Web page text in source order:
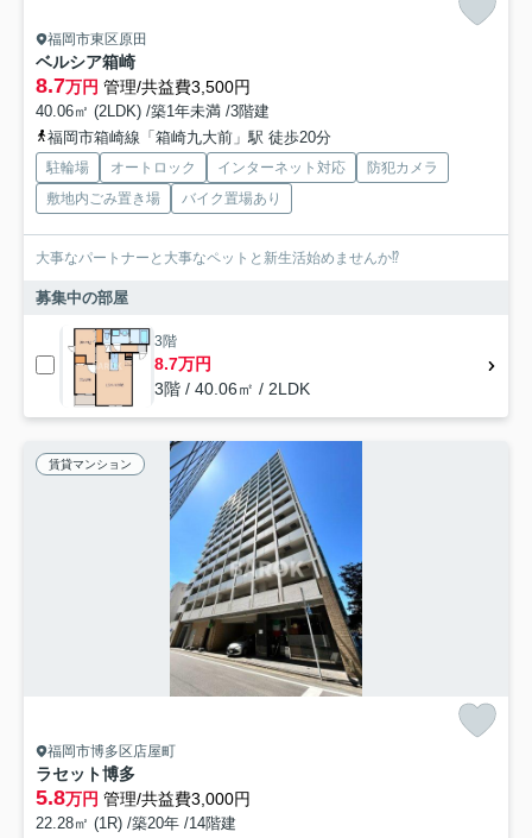
福岡市東区原田
ベルシア箱崎
8.7万円 管理/共益費3,500円
40.06㎡ (2LDK) /築1年未満 /3階建
福岡市箱崎線「箱崎九大前」駅 徒歩20分
駐輪場 オートロック インターネット対応
防犯カメラ
敷地内ごみ置き場
バイク置場あり
大事なパートナーと大事なペットと新生活始めませんか⁉
募集中の部屋
3階
8.7万円
3階 / 40.06㎡ / 2LDK
賃貸マンション
福岡市博多区店屋町
ラセット博多
5.8万円 管理/共益費3,000円
22.28㎡ (1R) /築20年 /14階建